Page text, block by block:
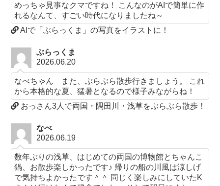
めっちゃ見事なクマですね！ こんなのがAIで簡単に作
れるなんて、すごい時代になりましたね～
AIで「ぶらっくま」の写真をイラストに！
ぶらっくま
2026.06.20
なべちゃん また、ぶらぶら散歩行きましょう。 これ
から本格的な夏、猛暑となるので様子みながらね！
おっさん3人で両国・隅田川・浅草をぶらぶら散歩！
なべ
2026.06.19
数年ぶりの浅草、はじめての両国の博物館とちゃんこ
鍋、お散歩楽しかったです♪ 帰りの船の川風は涼しげ
で気持ちよかったです＾＾ 同じく楽しみにしていたK